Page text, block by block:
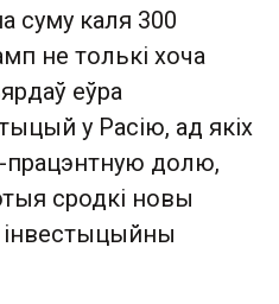
суму каля 300
не толькі хоча
еўра
у Расію, ад якіх
долю,
сродкі новы
інвестыцыйны